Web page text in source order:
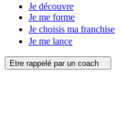
Je découvre
Je me forme
Je choisis ma franchise
Je me lance
Etre rappelé par un coach